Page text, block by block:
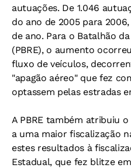
autuações. De 1.046
do ano de 2005 para
de ano. Para o Batalhão
(PBRE), o aumento
fluxo de veículos,
"apagão aéreo" que fez
optassem pelas estradas
A PBRE também atribuiu
a uma maior fiscalização
estes resultados à
Estadual, que fez blitze